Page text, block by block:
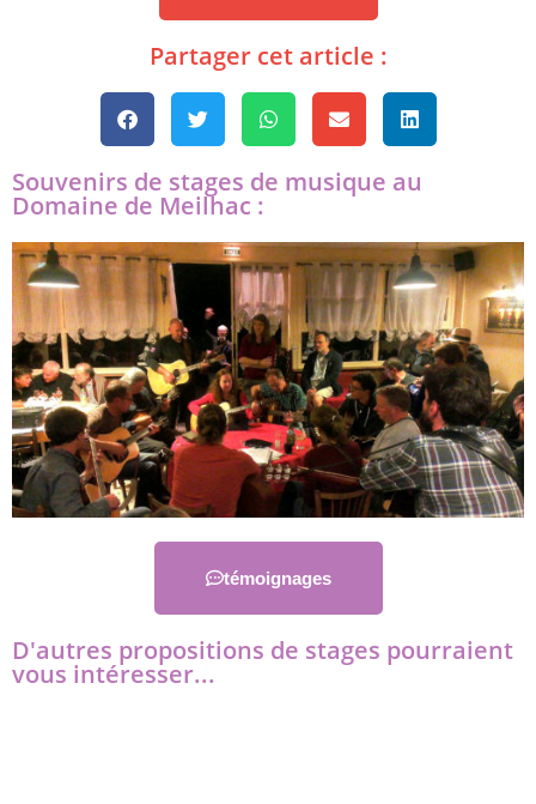
Partager cet article :
Souvenirs de stages de musique au
Domaine de Meilhac :
témoignages
D'autres propositions de stages pourraient
vous intéresser...